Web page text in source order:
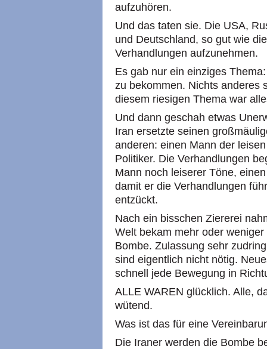
aufzuhören.
Und das taten sie. Die USA,
und Deutschland, so gut wie
Verhandlungen aufzunehmen.
Es gab nur ein einziges
zu bekommen. Nichts anderes
diesem riesigen Thema war
Und dann geschah etwas
Iran ersetzte seinen
anderen: einen Mann der
Politiker. Die Verhandlungen
Mann noch leiserer Töne,
damit er die Verhandlungen
entzückt.
Nach ein bisschen Ziererei
Welt bekam mehr oder
Bombe. Zulassung sehr
sind eigentlich nicht nötig.
schnell jede Bewegung in
ALLE WAREN glücklich. Alle,
wütend.
Was ist das für eine
Die Iraner werden die Bombe